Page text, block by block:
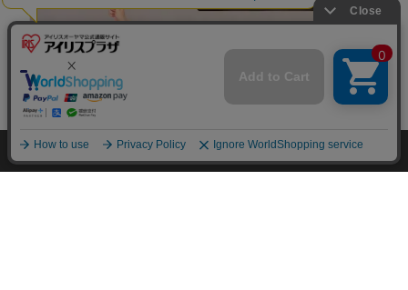
在庫切れ mail_outline入荷したらメールでお知らせ
HOME 探す ログイン お気に入り お知らせ